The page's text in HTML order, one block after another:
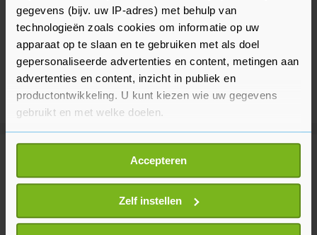
gegevens (bijv. uw IP-adres) met behulp van
technologieën zoals cookies om informatie op uw
apparaat op te slaan en te gebruiken met als doel
gepersonaliseerde advertenties en content, metingen aan
advertenties en content, inzicht in publiek en
productontwikkeling. U kunt kiezen wie uw gegevens
gebruikt en met welke doelen.
Als u het toestaat, willen we ook graag:
Informatie verzamelen over uw geografische
locatie, die tot een paar meter nauwkeurig kan zijn
Uw apparaat identificeren door het actief te
scannen op specifieke eigenschappen (fingerprinting)
Accepteren
Zelf instellen
Meer uit Buitenland
Netanyahu: Israël verwerpt
Gazaplan, IDF trekt zich niet terug